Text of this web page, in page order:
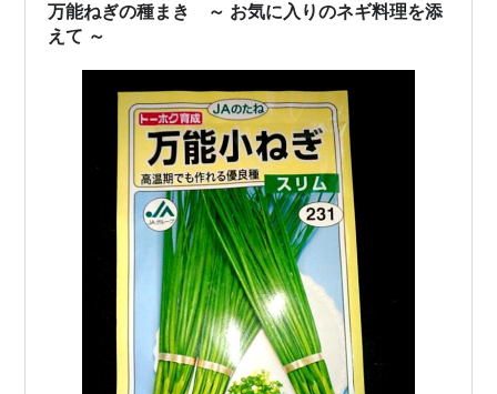
万能ねぎの種まき ～ お気に入りのネギ料理を添
えて ～